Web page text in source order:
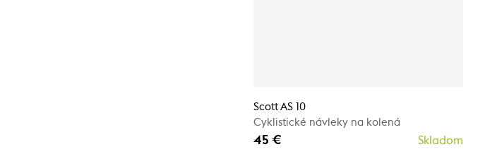
Scott AS 10
Cyklistické návleky na kolená
45 € Skladom